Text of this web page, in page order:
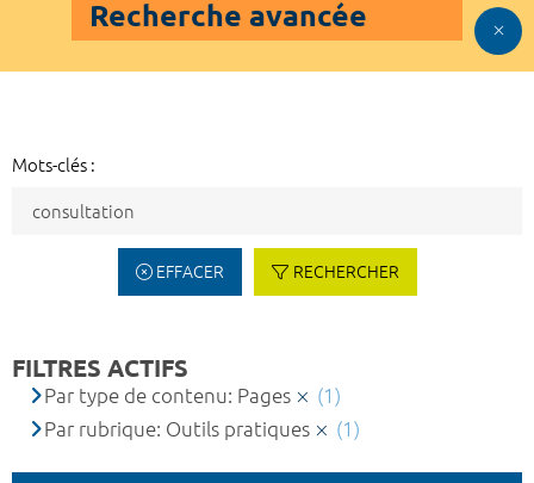
Recherche avancée
Mots-clés :
EFFACER RECHERCHER
FILTRES ACTIFS
Par type de contenu: Pages
(1)
Par rubrique: Outils pratiques
(1)